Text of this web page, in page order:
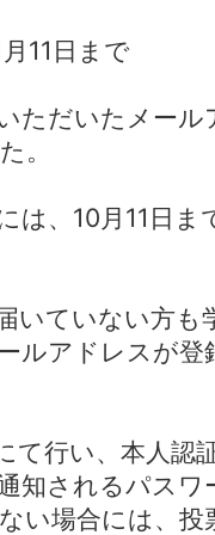
11日まで
ただいたメー
。
は、10月11日
いていない方も
ルアドレスが
て行い、本人認
知されるパス
い場合には、